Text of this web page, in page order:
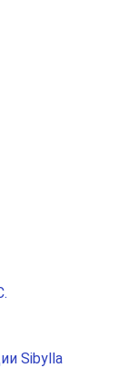
Sibylla